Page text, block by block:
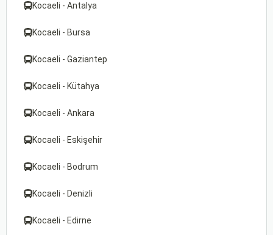
Kocaeli - Antalya
Kocaeli - Bursa
Kocaeli - Gaziantep
Kocaeli - Kütahya
Kocaeli - Ankara
Kocaeli - Eskişehir
Kocaeli - Bodrum
Kocaeli - Denizli
Kocaeli - Edirne